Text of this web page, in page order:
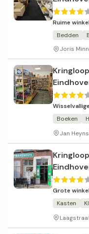
Ruime
personeel.
Bedden
Joris
goederen
Boeken
Grote
en
Kasten